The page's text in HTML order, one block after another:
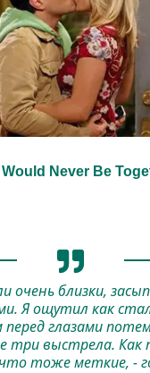
очень близки,
Я ощутил как
глазами
три выстрела. Как
тоже меткие, -